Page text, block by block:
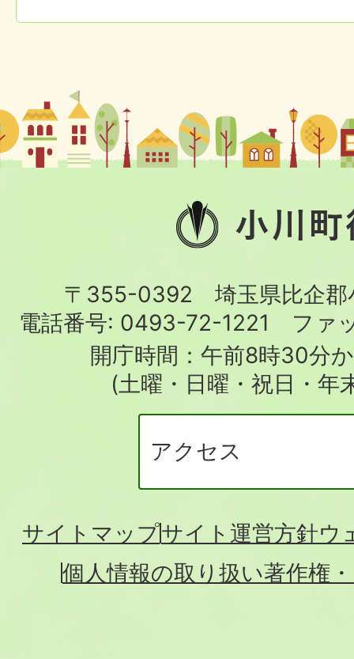
小
川
役
場
〒355-0392 埼玉県比企郡
電話番号: 0493-72-1221
ファ
開庁時間：午前8時30分
(土曜・日曜・祝日・年
アクセス
サイトマップサイト運営方針ウ
個人情報の取り扱い著作権